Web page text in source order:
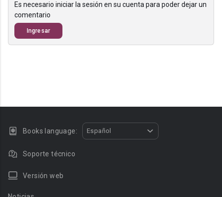
Es necesario iniciar la sesión en su cuenta para poder dejar un
comentario
Ingresar
Books language: Español
Soporte técnico
Versión web